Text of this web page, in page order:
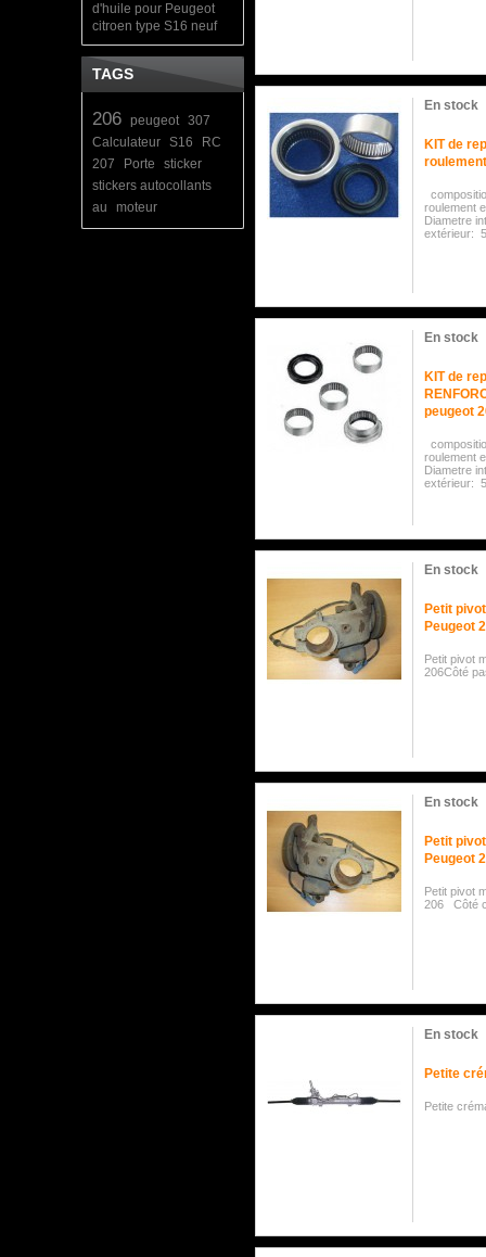
d'huile pour Peugeot
citroen type S16 neuf
TAGS
206 peugeot 307
Calculateur S16
RC
207
Porte
sticker
stickers autocollants
au
moteur
En stock
KIT de
roulement
Diametre
extérieur:
En stock
KIT de
peugeot
roulement
Diametre
extérieur:
En stock
Petit
Peugeot
Petit pivot
206Côté
En stock
Petit
Peugeot
Petit pivot
206 Côté
En stock
Petite
Petite